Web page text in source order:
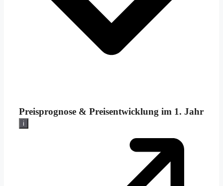
Preisprognose & Preisentwicklung im 1. Jahr
i